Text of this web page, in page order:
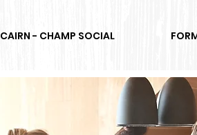
CAIRN - CHAMP SOCIAL